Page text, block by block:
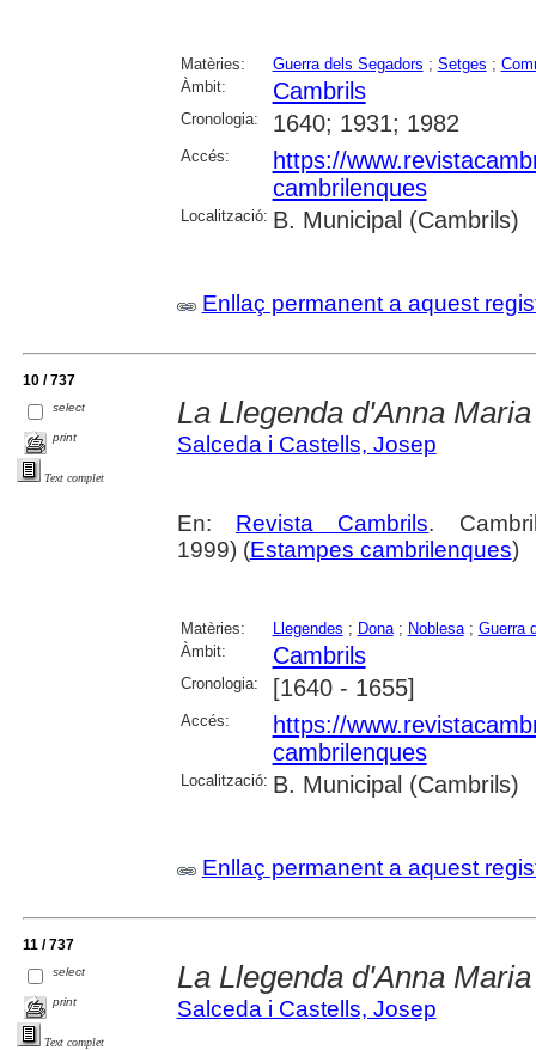
Matèries: Guerra dels Segadors ; Setges ;
Àmbit:
Cambrils
Cronologia: 1640; 1931; 1982
Accés:
https://
cambrilenques
Localització: B. Municipal (Cambrils)
Enllaç permanent a aquest
10 / 737
select
print
Text complet
La Llegenda d'Anna
Salceda i Castells, Josep
En: Revista Cambrils.
1999) (Estampes cambrilenques)
Matèries: Llegendes ; Dona; Noblesa; Guerra
Àmbit:
Cambrils
Cronologia: [1640 - 1655]
Accés:
https://
cambrilenques
Localització: B. Municipal (Cambrils)
Enllaç permanent a aquest
11 / 737
select
print
Text complet
La Llegenda d'Anna
Salceda i Castells, Josep